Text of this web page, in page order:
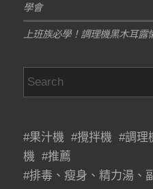
學會
上班族必學！調理機黑木耳露
#果汁機 #攪拌機 #調理
機 #推薦
#排毒、瘦身、精力湯、